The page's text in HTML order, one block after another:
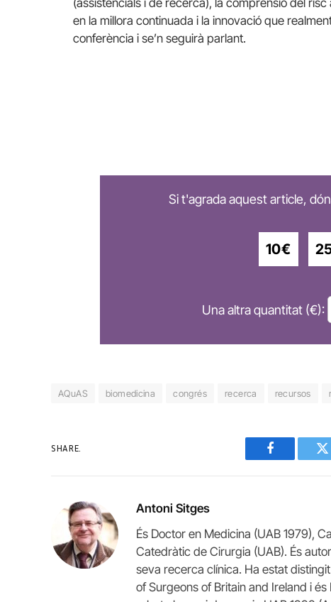
(assistencials i de recerca), la comprensió del
en la millora continuada i la innovació que
conferència i se’n seguirà parlant.
Si t'agrada aquest article,
10€
Una altra quantitat (€):
AQuAS biomedicina congrés recerca recursos
SHARE.
Facebook
Antoni Sitges
És Doctor en Medicina (UAB 1979),
Catedràtic de Cirurgia (UAB). És
seva recerca clínica. Ha estat
of Surgeons of Britain and Ireland i